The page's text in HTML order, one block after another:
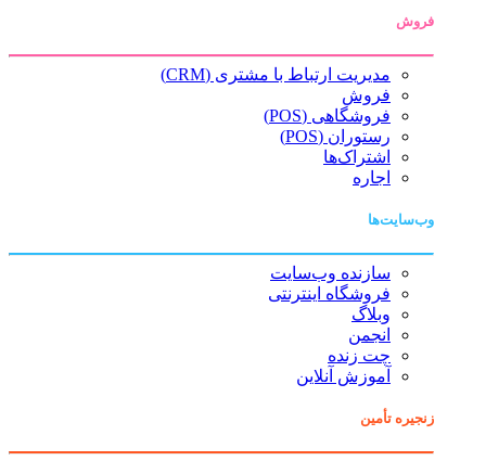
فروش
مدیریت ارتباط با مشتری (CRM)
فروش
فروشگاهی (POS)
رستوران (POS)
اشتراک‌ها
اجاره
وب‌سایت‌ها
سازنده وب‌سایت
فروشگاه اینترنتی
وبلاگ
انجمن
چت زنده
آموزش آنلاین
زنجیره تأمین